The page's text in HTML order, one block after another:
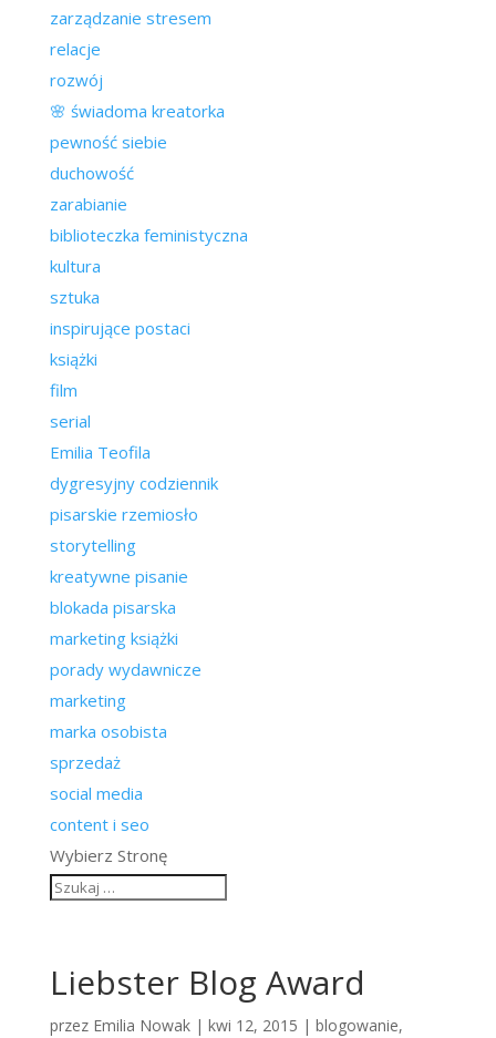
zarządzanie stresem
relacje
rozwój
🌸 świadoma kreatorka
pewność siebie
duchowość
zarabianie
biblioteczka feministyczna
kultura
sztuka
inspirujące postaci
książki
film
serial
Emilia Teofila
dygresyjny codziennik
pisarskie rzemiosło
storytelling
kreatywne pisanie
blokada pisarska
marketing książki
porady wydawnicze
marketing
marka osobista
sprzedaż
social media
content i seo
Wybierz Stronę
Liebster Blog Award
przez Emilia Nowak| kwi 12, 2015 | blogowanie,